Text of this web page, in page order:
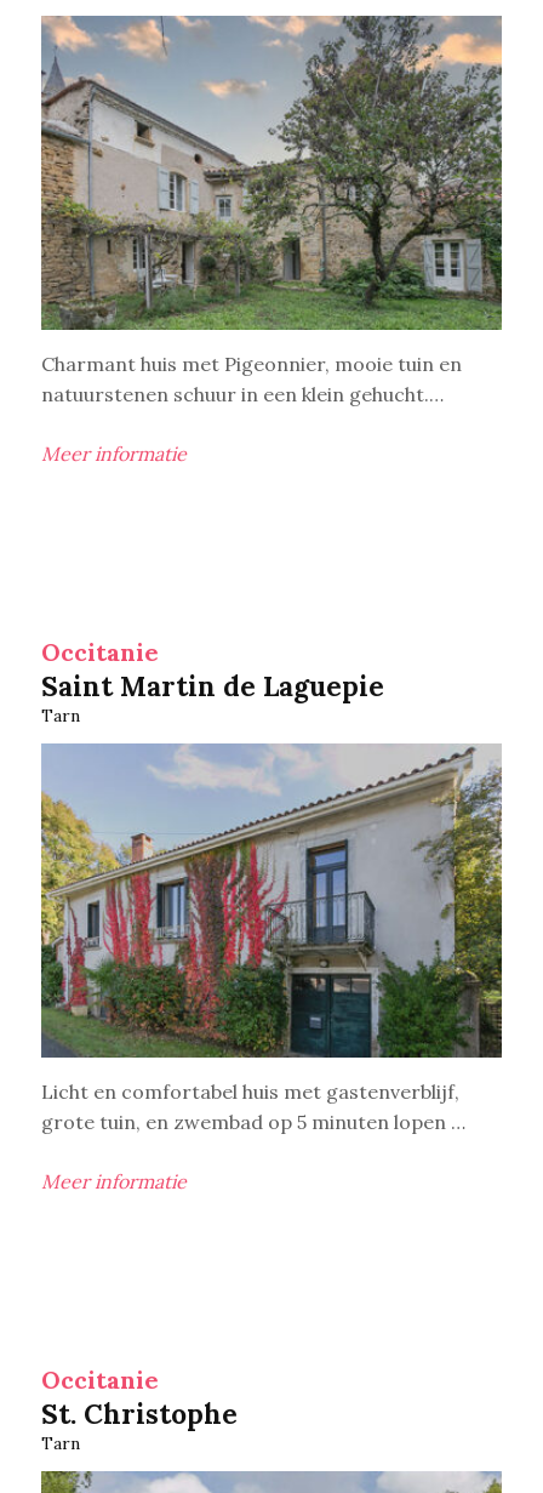
Charmant huis met Pigeonnier, mooie tuin en
natuurstenen schuur in een klein gehucht.…
Meer informatie
Occitanie
Saint Martin de Laguepie
Tarn
Licht en comfortabel huis met gastenverblijf,
grote tuin, en zwembad op 5 minuten lopen …
Meer informatie
Occitanie
St. Christophe
Tarn